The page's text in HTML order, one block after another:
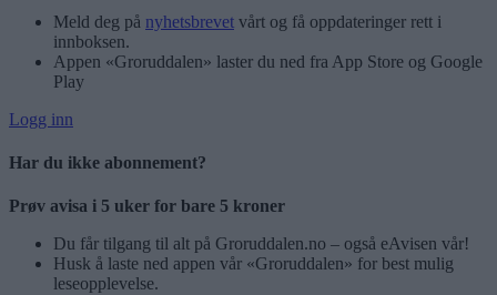
Meld deg på nyhetsbrevet vårt og få oppdateringer rett i
innboksen.
Appen «Groruddalen» laster du ned fra App Store og Google
Play
Logg inn
Har du ikke abonnement?
Prøv avisa i 5 uker for bare 5 kroner
Du får tilgang til alt på Groruddalen.no – også eAvisen vår!
Husk å laste ned appen vår «Groruddalen» for best mulig
leseopplevelse.